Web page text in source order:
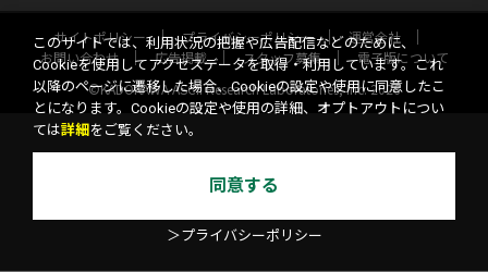
サイトポリシー プライバシーポリシー
運営会社
お問い合わせ
広告掲載 スタッフ募集
電子版について
©KADOKAWA ASCII Research Laboratories, Inc. 2026
このサイトでは、利用状況の把握や広告配信などのために、
Cookieを使用してアクセスデータを取得・利用しています。これ
以降のページに遷移した場合、Cookieの設定や使用に同意したこ
とになります。Cookieの設定や使用の詳細、オプトアウトについ
ては詳細 をご覧ください。
同意する
＞プライバシーポリシー